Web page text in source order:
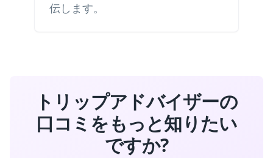
伝します。
トリップアドバイザーの
口コミをもっと知りたい
ですか?